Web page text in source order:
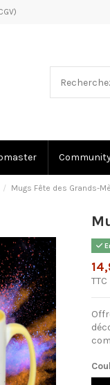
Mugs Fête des Grands-
TTC